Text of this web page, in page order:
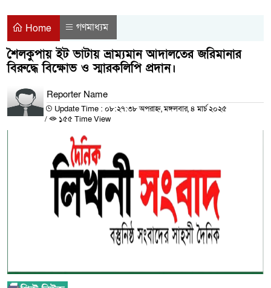
Home গণমাধ্যম
শৈলকুপায় ইট ভাটায় ভ্রাম্যমান আদালতের জরিমানার
বিরুদ্ধে বিক্ষোভ ও স্মারকলিপি প্রদান।
Reporter Name
Update Time : ০৮:২৭:৩৮ অপরাহ্ন, মঙ্গলবার, ৪ মার্চ ২০২৫
/
১৫৫ Time View